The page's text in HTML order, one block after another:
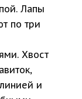
Лапы
по три
Хвост
и